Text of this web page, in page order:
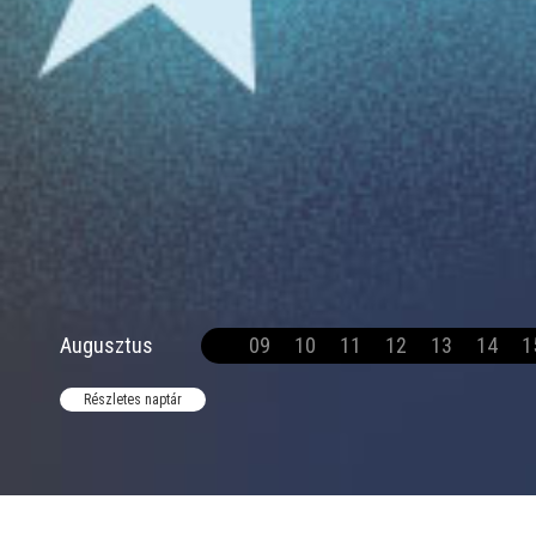
Augusztus 09 10 11 12 13 14
Részletes naptár